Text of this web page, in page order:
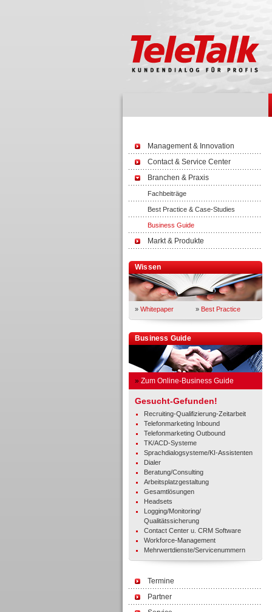
Management & Innovation
Contact & Service Center
Branchen & Praxis
Fachbeiträge
Best Practice & Case-Studies
Business Guide
Markt & Produkte
Wissen
» Whitepaper » Best Practice
Business Guide
» Zum Online-Business Guide
Gesucht-Gefunden!
Recruiting-Qualifizierung-Zeitarbeit
Telefonmarketing Inbound
Telefonmarketing Outbound
TK/ACD-Systeme
Sprachdialogsysteme/KI-Assistenten
Dialer
Beratung/Consulting
Arbeitsplatzgestaltung
Gesamtlösungen
Headsets
Logging/Monitoring/
Qualitätssicherung
Contact Center u. CRM Software
Workforce-Management
Mehrwertdienste/Servicenummern
Termine
Partner